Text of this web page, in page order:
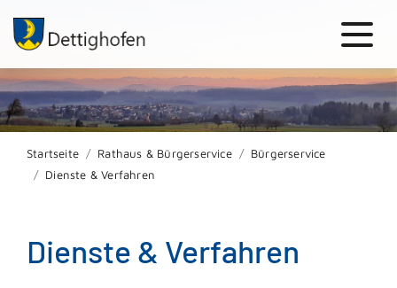
Startseite Rathaus & Bürgerservice
Bürgerservice
Dienste & Verfahren
Dienste & Verfahren